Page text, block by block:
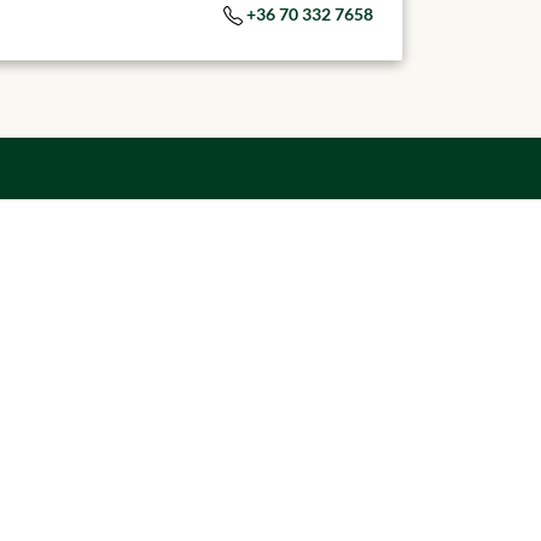
+36 70 332 7658